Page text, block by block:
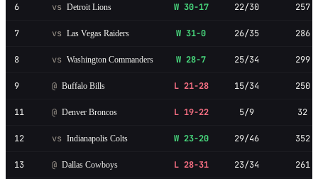
6 vs Detroit Lions W 30-17 22/30 257
7 vs Las Vegas Raiders W 31-0 26/35 286
8 vs Washington Commanders W 28-7 25/34 299
9 @ Buffalo Bills L 21-28 15/34 250
11 @ Denver Broncos L 19-22 5/9 32
12 vs Indianapolis Colts W 23-20 29/46 352
13 @ Dallas Cowboys L 28-31 23/34 261